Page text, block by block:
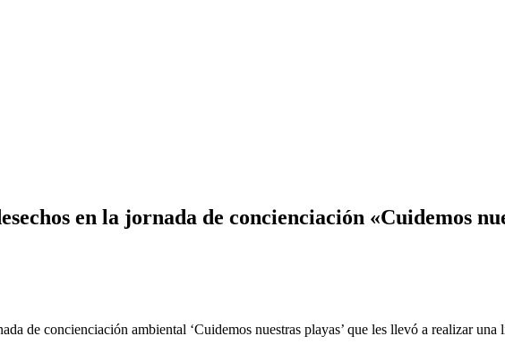
en la jornada de concienciación «Cuidemos
de concienciación ambiental ‘Cuidemos nuestras playas’ que les llevó a realizar una